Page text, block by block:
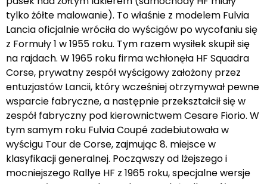
tylko żółte malowanie). To właśnie z modelem Fulvia
Lancia oficjalnie wróciła do wyścigów po wycofaniu się
z Formuły 1 w 1955 roku. Tym razem wysiłek skupił się
na rajdach. W 1965 roku firma wchłonęła HF Squadra
Corse, prywatny zespół wyścigowy założony przez
entuzjastów Lancii, który wcześniej otrzymywał pewne
wsparcie fabryczne, a następnie przekształcił się w
zespół fabryczny pod kierownictwem Cesare Fiorio. W
tym samym roku Fulvia Coupé zadebiutowała w
wyścigu Tour de Corse, zajmując 8. miejsce w
klasyfikacji generalnej. Począwszy od lżejszego i
mocniejszego Rallye HF z 1965 roku, specjalne wersje